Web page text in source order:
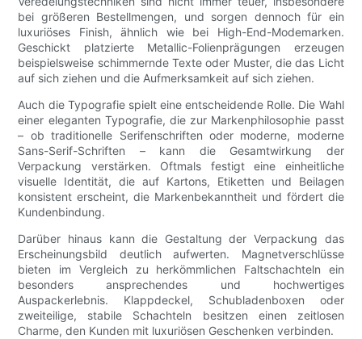
bei größeren Bestellmengen, und sorgen dennoch für ein
luxuriöses Finish, ähnlich wie bei High-End-Modemarken.
Geschickt platzierte Metallic-Folienprägungen erzeugen
beispielsweise schimmernde Texte oder Muster, die das Licht
auf sich ziehen und die Aufmerksamkeit auf sich ziehen.
Auch die Typografie spielt eine entscheidende Rolle. Die Wahl
einer eleganten Typografie, die zur Markenphilosophie passt
– ob traditionelle Serifenschriften oder moderne, moderne
Sans-Serif-Schriften – kann die Gesamtwirkung der
Verpackung verstärken. Oftmals festigt eine einheitliche
visuelle Identität, die auf Kartons, Etiketten und Beilagen
konsistent erscheint, die Markenbekanntheit und fördert die
Kundenbindung.
Darüber hinaus kann die Gestaltung der Verpackung das
Erscheinungsbild deutlich aufwerten. Magnetverschlüsse
bieten im Vergleich zu herkömmlichen Faltschachteln ein
besonders ansprechendes und hochwertiges
Auspackerlebnis. Klappdeckel, Schubladenboxen oder
zweiteilige, stabile Schachteln besitzen einen zeitlosen
Charme, den Kunden mit luxuriösen Geschenken verbinden.